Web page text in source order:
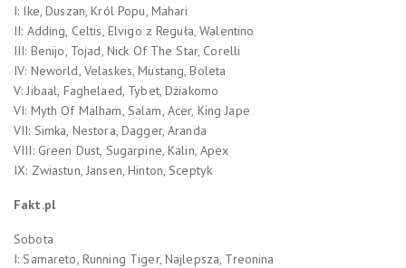
I: Ike, Duszan, Król Popu, Mahari
II: Adding, Celtis, Elvigo z Reguła, Walentino
III: Benijo, Tojad, Nick Of The Star, Corelli
IV: Neworld, Velaskes, Mustang, Boleta
V: Jibaal, Faghelaed, Tybet, Dżiakomo
VI: Myth Of Malham, Salam, Acer, King Jape
VII: Simka, Nestora, Dagger, Aranda
VIII: Green Dust, Sugarpine, Kalin, Apex
IX: Zwiastun, Jansen, Hinton, Sceptyk
Fakt.pl
Sobota
I: Samareto, Running Tiger, Najlepsza, Treonina